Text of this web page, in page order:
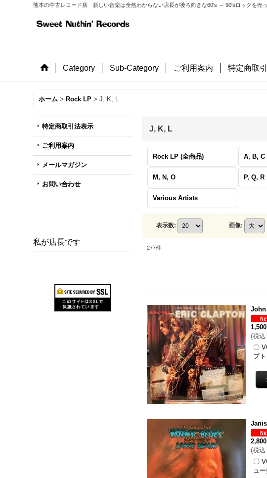
熊本の中古レコード店 新しい音楽は全然わからない店長が後ろ向きな60's ～ 90'sロックを売
Category Sub-Category ご利用案内 特定商取
ホーム > Rock LP > J, K, L
特定商取引法表示
ご利用案内
メールマガジン
お問い合わせ
私が店長です
J, K, L
Rock LP (全商品) A, B, C
M, N, O P, Q, R
Various Artists
表示数: 画像:
277件
(税込:
〇
プ
(税込:
〇
ュ